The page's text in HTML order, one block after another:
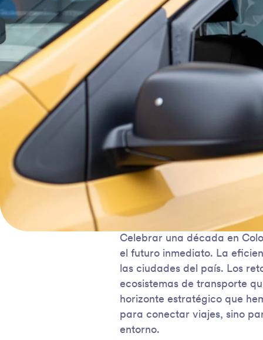
Celebrar una década en
el futuro inmediato. La
las ciudades del país. Los
ecosistemas de transporte
horizonte estratégico que
para conectar viajes, sino
entorno.